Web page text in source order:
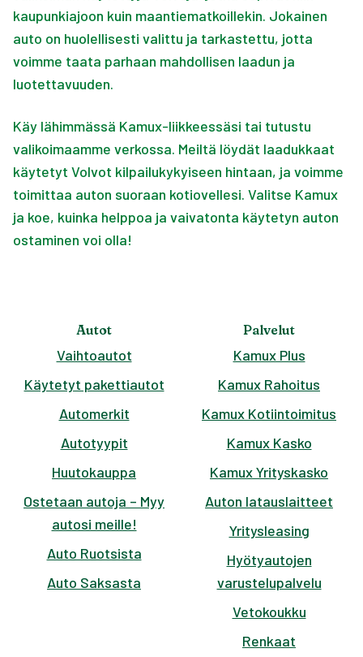
kaupunkiajoon kuin maantiematkoillekin. Jokainen
auto on huolellisesti valittu ja tarkastettu, jotta
voimme taata parhaan mahdollisen laadun ja
luotettavuuden.
Käy lähimmässä Kamux-liikkeessäsi tai tutustu
valikoimaamme verkossa. Meiltä löydät laadukkaat
käytetyt Volvot kilpailukykyiseen hintaan, ja voimme
toimittaa auton suoraan kotiovellesi. Valitse Kamux
ja koe, kuinka helppoa ja vaivatonta käytetyn auton
ostaminen voi olla!
Autot
Vaihtoautot
Käytetyt pakettiautot
Automerkit
Autotyypit
Huutokauppa
Ostetaan autoja – Myy
autosi meille!
Auto Ruotsista
Auto Saksasta
Palvelut
Kamux Plus
Kamux Rahoitus
Kamux Kotiintoimitus
Kamux Kasko
Kamux Yrityskasko
Auton latauslaitteet
Yritysleasing
Hyötyautojen
varustelupalvelu
Vetokoukku
Renkaat